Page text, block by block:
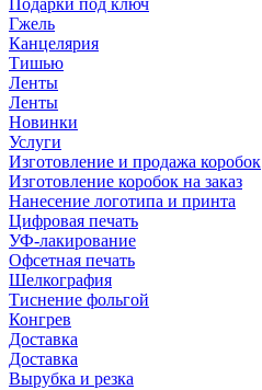
Подарки под ключ
Гжель
Канцелярия
Тишью
Ленты
Ленты
Новинки
Услуги
Изготовление и продажа коробок
Изготовление коробок на заказ
Нанесение логотипа и принта
Цифровая печать
УФ-лакирование
Офсетная печать
Шелкография
Тиснение фольгой
Конгрев
Доставка
Доставка
Вырубка и резка